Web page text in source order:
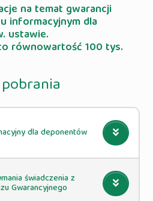
na temat gwarancji
informacyjnym dla
ustawie.
równowartość 100 tys.
dla deponentów
świadczenia z
Gwarancyjnego